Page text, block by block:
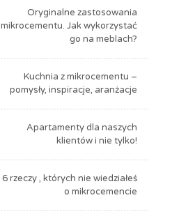
Oryginalne zastosowania
mikrocementu. Jak wykorzystać
go na meblach?
Kuchnia z mikrocementu –
pomysły, inspiracje, aranżacje
Apartamenty dla naszych
klientów i nie tylko!
6 rzeczy , których nie wiedziałeś
o mikrocemencie